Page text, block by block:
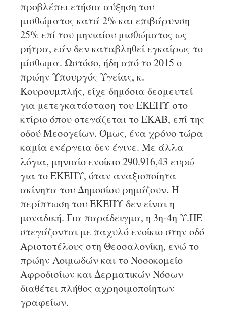
προβλέπει ετήσια αύξηση του
μισθώματος κατά 2% και επιβάρυνση
25% επί του μηνιαίου μισθώματος ως
ρήτρα, εάν δεν καταβληθεί εγκαίρως το
μίσθωμα. Ωστόσο, ήδη από το 2015 ο
πρώην Υπουργός Υγείας, κ.
Κουρουμπλής, είχε δημόσια δεσμευτεί
για μετεγκατάσταση του ΕΚΕΠΥ στο
κτίριο όπου στεγάζεται το ΕΚΑΒ, επί της
οδού Μεσογείων. Όμως, ένα χρόνο τώρα
καμία ενέργεια δεν έγινε. Με άλλα
λόγια, μηνιαίο ενοίκιο 290.916,43 ευρώ
για το ΕΚΕΠΥ, όταν αναξιοποίητα
ακίνητα του Δημοσίου ρημάζουν. Η
περίπτωση του ΕΚΕΠΥ δεν είναι η
μοναδική. Για παράδειγμα, η 3η-4η Υ.ΠΕ
στεγάζονται με παχυλό ενοίκιο στην οδό
Αριστοτέλους στη Θεσσαλονίκη, ενώ το
πρώην Λοιμωδών και το Νοσοκομείο
Αφροδισίων και Δερματικών Νόσων
διαθέτει πλήθος αχρησιμοποίητων
γραφείων.